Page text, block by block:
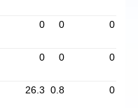
0 0 0
0 0 0
26.3 0.8 0